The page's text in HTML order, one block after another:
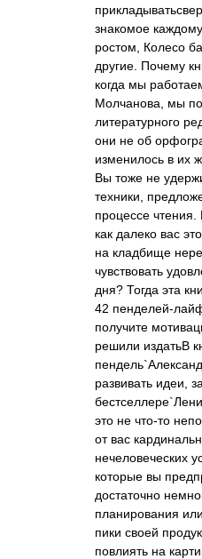
знакомое
ростом, Колесо
другие. Почему
когда мы
Молчанова, мы
литературного
они не об
изменилось в их
Вы тоже не
техники,
процессе чтения.
как далеко вас
на кладбище
чувствовать
дня? Тогда эта
42 пенделей-
получите
решили издатьВ
развивать идеи,
это не что-то
от вас
нечеловеческих
которые вы
достаточно
планирования
пики своей
повлиять на